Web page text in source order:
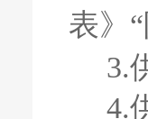
表》
3.
4.